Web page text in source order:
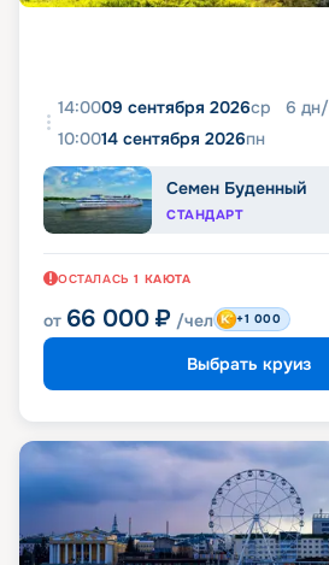
14:0009 сентября 2026ср 6 дн/
10:0014 сентября 2026пн
Семен Буденный
СТАНДАРТ
ОСТАЛАСЬ 1 КАЮТА
от 66 000 ₽ /чел +1 000
Выбрать круиз